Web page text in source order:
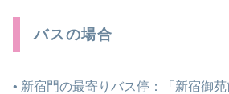
バスの場合
• 新宿門の最寄りバス停：「新宿御